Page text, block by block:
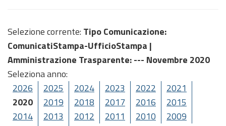
Selezione corrente: Tipo Comunicazione:
ComunicatiStampa-UfficioStampa |
Amministrazione Trasparente: --- Novembre 2020
Seleziona anno:
2026
2025 2024 2023 2022
2021
2020
2019 2018 2017 2016
2015
2014
2013 2012 2011 2010
2009